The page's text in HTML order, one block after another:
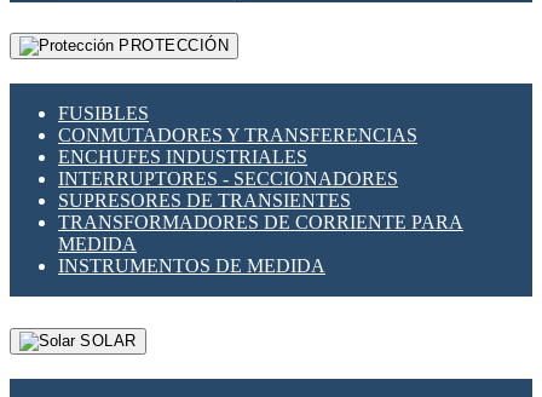
PROTECCIÓN
FUSIBLES
CONMUTADORES Y TRANSFERENCIAS
ENCHUFES INDUSTRIALES
INTERRUPTORES - SECCIONADORES
SUPRESORES DE TRANSIENTES
TRANSFORMADORES DE CORRIENTE PARA
MEDIDA
INSTRUMENTOS DE MEDIDA
SOLAR